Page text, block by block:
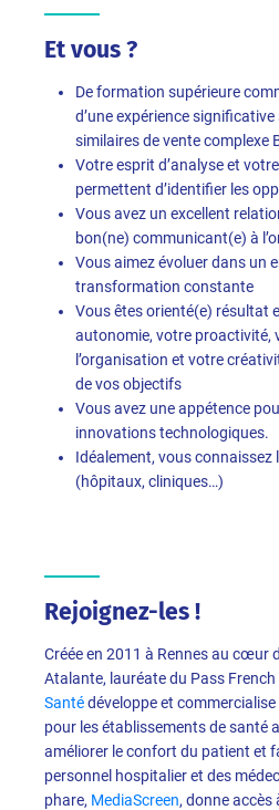
Et vous ?
De formation supérieure
d’une expérience
similaires de vente complexe
Votre esprit d’analyse et
permettent d’identifier les
Vous avez un excellent
bon(ne) communicant(e) à
Vous aimez évoluer dans un
transformation constante
Vous êtes orienté(e) résultat
autonomie, votre proactivité,
l’organisation et votre
de vos objectifs
Vous avez une appétence
innovations technologiques.
Idéalement, vous connaissez
(hôpitaux, cliniques…)
Rejoignez-les !
Créée en 2011 à Rennes au cœur
Atalante, lauréate du Pass French
Santédéveloppe et
pour les établissements de santé
améliorer le confort du patient et
personnel hospitalier et des
phare, MediaScreen, donne accès